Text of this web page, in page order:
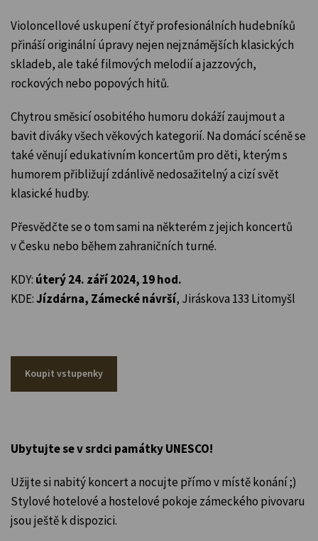
Violoncellové uskupení čtyř profesionálních hudebníků
přináší originální úpravy nejen nejznámějších klasických
skladeb, ale také filmových melodií a jazzových,
rockových nebo popových hitů.
Chytrou směsicí osobitého humoru dokáží zaujmout a
bavit diváky všech věkových kategorií. Na domácí scéně se
také věnují edukativním koncertům pro děti, kterým s
humorem přibližují zdánlivě nedosažitelný a cizí svět
klasické hudby.
Přesvědčte se o tom sami na některém z jejich koncertů
v Česku nebo během zahraničních turné.
KDY: úterý 24. září 2024, 19 hod.
KDE:Jízdárna, Zámecké návrší, Jiráskova 133 Litomyšl
Koupit vstupenky
Ubytujte se v srdci památky UNESCO!
Užijte si nabitý koncert a nocujte přímo v místě konání ;)
Stylové hotelové a hostelové pokoje zámeckého pivovaru
jsou ještě k dispozici.